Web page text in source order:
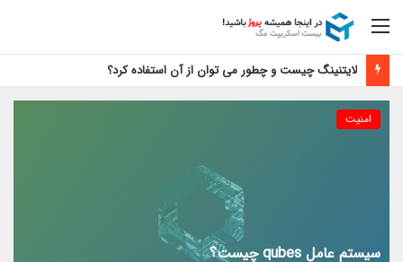
منو
آموزش فعال سازی رایگان اپل موزیک
امنیت
سیستم عامل qubes چیست؟